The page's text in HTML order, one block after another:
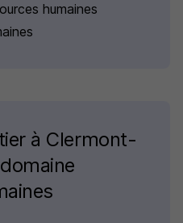
humaines
à Clermont-